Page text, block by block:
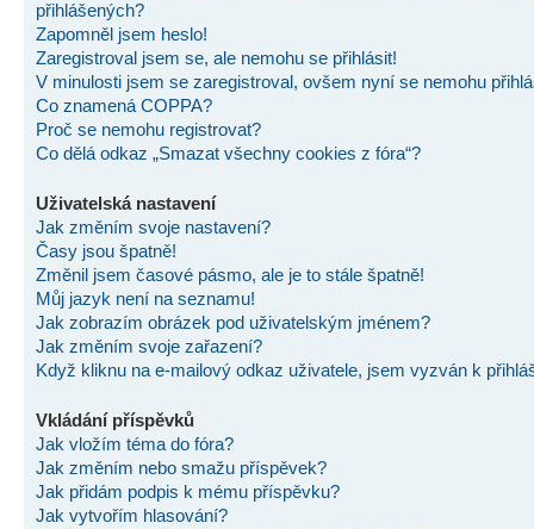
přihlášených?
Zapomněl jsem heslo!
Zaregistroval jsem se, ale nemohu se přihlásit!
V minulosti jsem se zaregistroval, ovšem nyní se nemohu
Co znamená COPPA?
Proč se nemohu registrovat?
Co dělá odkaz „Smazat všechny cookies z fóra“?
Uživatelská nastavení
Jak změním svoje nastavení?
Časy jsou špatně!
Změnil jsem časové pásmo, ale je to stále špatně!
Můj jazyk není na seznamu!
Jak zobrazím obrázek pod uživatelským jménem?
Jak změním svoje zařazení?
Když kliknu na e-mailový odkaz uživatele, jsem vyzván k
Vkládání příspěvků
Jak vložím téma do fóra?
Jak změním nebo smažu příspěvek?
Jak přidám podpis k mému příspěvku?
Jak vytvořím hlasování?